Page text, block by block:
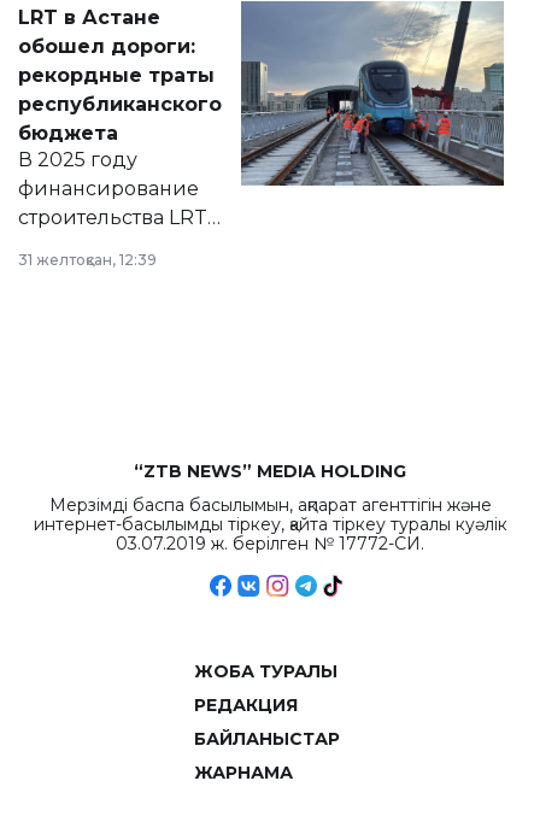
документ
появился в базе
нормативных
правовых актов и
на сайте маслихат
города.
LRT в Астане
обошел дороги:
рекордные траты
республиканского
бюджета
В 2025 году
финансирование
строительства LRT
республиканского
31 желтоқсан, 12:39
“ZTB NEWS” MEDIA HOLDING
Мерзімді баспа басылымын, ақпарат агенттігін және
интернет-басылымды тіркеу, қайта тіркеу туралы куәлік
03.07.2019 ж. берілген № 17772-СИ.
ЖОБА ТУРАЛЫ
РЕДАКЦИЯ
БАЙЛАНЫСТАР
ЖАРНАМА